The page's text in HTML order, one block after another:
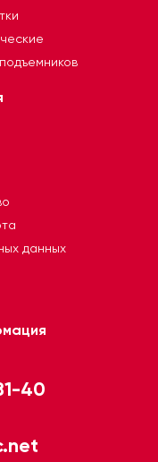
данных
40